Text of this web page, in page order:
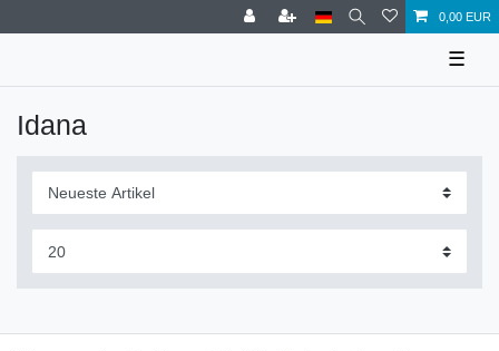
0,00 EUR
☰
Idana